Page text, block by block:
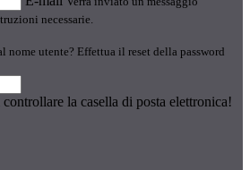
necessarie.
nome utente? Effettua il reset della password
la casella di posta elettronica!